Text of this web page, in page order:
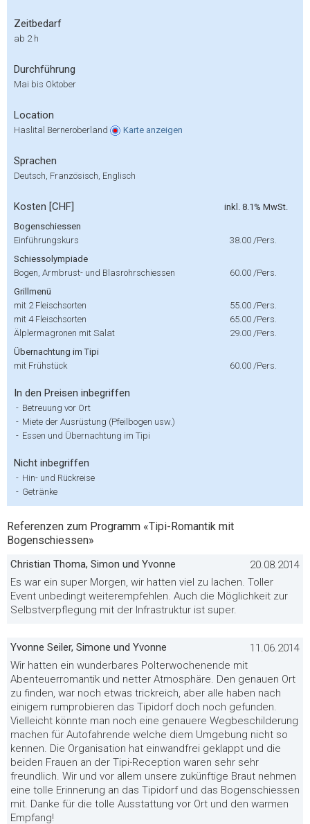
Zeitbedarf
ab 2 h
Durchführung
Mai bis Oktober
Location
Haslital Berneroberland Karte anzeigen
Sprachen
Deutsch, Französisch, Englisch
Kosten [CHF]
inkl. 8.1% MwSt.
Bogenschiessen
Einführungskurs
38.00 /Pers.
Schiessolympiade
Bogen, Armbrust- und Blasrohrschiessen
60.00 /Pers.
Grillmenü
mit 2 Fleischsorten
55.00 /Pers.
mit 4 Fleischsorten
65.00 /Pers.
Älplermagronen mit Salat
29.00 /Pers.
Übernachtung im Tipi
mit Frühstück
60.00 /Pers.
In den Preisen inbegriffen
- Betreuung vor Ort
- Miete der Ausrüstung (Pfeilbogen usw.)
- Essen und Übernachtung im Tipi
Nicht inbegriffen
- Hin- und Rückreise
- Getränke
Referenzen zum Programm «Tipi-Romantik mit
Bogenschiessen»
Christian Thoma, Simon und Yvonne
20.08.2014
Es war ein super Morgen, wir hatten viel zu lachen. Toller
Event unbedingt weiterempfehlen. Auch die Möglichkeit zur
Selbstverpflegung mit der Infrastruktur ist super.
Yvonne Seiler, Simone und Yvonne
11.06.2014
Wir hatten ein wunderbares Polterwochenende mit
Abenteuerromantik und netter Atmosphäre. Den genauen Ort
zu finden, war noch etwas trickreich, aber alle haben nach
einigem rumprobieren das Tipidorf doch noch gefunden.
Vielleicht könnte man noch eine genauere Wegbeschilderung
machen für Autofahrende welche diem Umgebung nicht so
kennen. Die Organisation hat einwandfrei geklappt und die
beiden Frauen an der Tipi-Reception waren sehr sehr
freundlich. Wir und vor allem unsere zukünftige Braut nehmen
eine tolle Erinnerung an das Tipidorf und das Bogenschiessen
mit. Danke für die tolle Ausstattung vor Ort und den warmen
Empfang!